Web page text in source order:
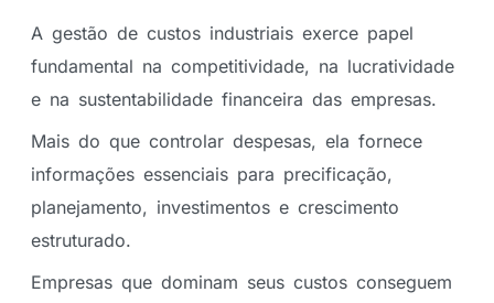
A gestão de custos industriais exerce papel
fundamental na competitividade, na lucratividade
e na sustentabilidade financeira das empresas.
Mais do que controlar despesas, ela fornece
informações essenciais para precificação,
planejamento, investimentos e crescimento
estruturado.
Empresas que dominam seus custos conseguem